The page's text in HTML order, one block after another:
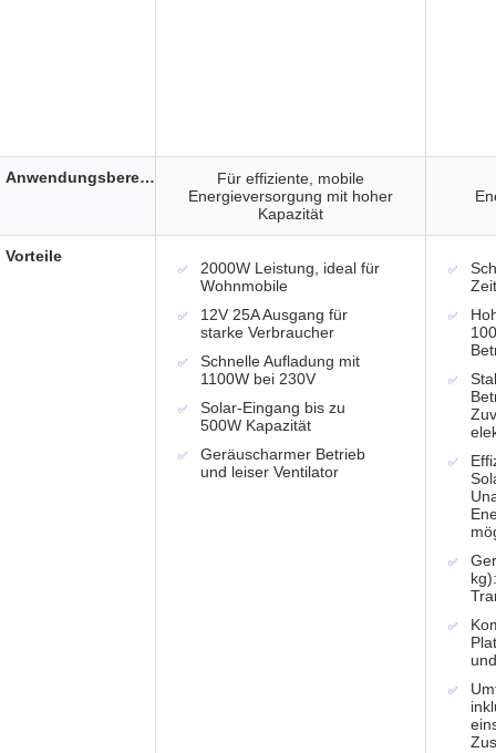
Für effiziente, mobile
Energieversorgung mit hoher
Kapazität
2000W Leistung, ideal für
Wohnmobile
12V 25A Ausgang für
starke Verbraucher
Schnelle Aufladung mit
1100W bei 230V
Solar-Eingang bis zu
500W Kapazität
Geräuscharmer Betrieb
und leiser Ventilator
Anwendungsbereich
Vorteile